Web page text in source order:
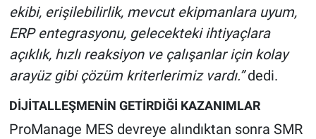
ekibi, erişilebilirlik, mevcut ekipmanlara uyum,
ERP entegrasyonu, gelecekteki ihtiyaçlara
açıklık, hızlı reaksiyon ve çalışanlar için kolay
arayüz gibi çözüm kriterlerimiz vardı.”dedi.
DİJİTALLEŞMENİN GETİRDİĞİ KAZANIMLAR
ProManage MES devreye alındıktan sonra SMR